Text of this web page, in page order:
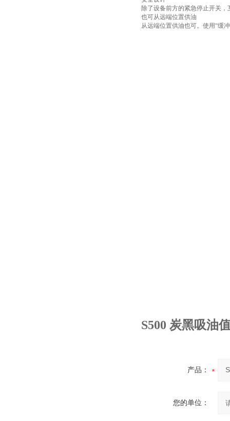
除了设备前方的紧急停止开关
也可从远端位置供油
从远端位置供油也可。使用“缓
S500 炭黑吸油
产品：
您的单位：